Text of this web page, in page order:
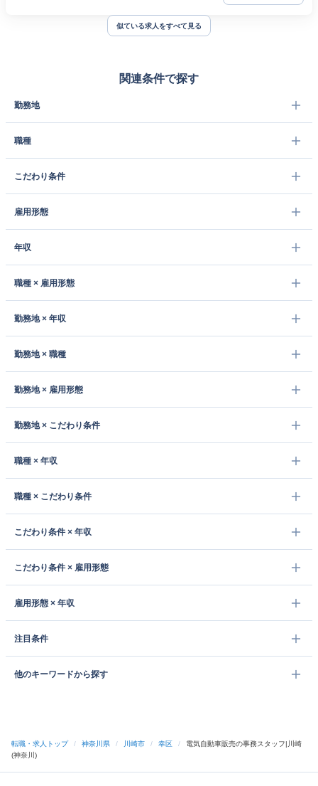
似ている求人をすべて見る
関連条件で探す
勤務地
職種
こだわり条件
雇用形態
年収
職種 × 雇用形態
勤務地 × 年収
勤務地 × 職種
勤務地 × 雇用形態
勤務地 × こだわり条件
職種 × 年収
職種 × こだわり条件
こだわり条件 × 年収
こだわり条件 × 雇用形態
雇用形態 × 年収
注目条件
他のキーワードから探す
転職・求人トップ / 神奈川県 / 川崎市 / 幸区 /
電気自動車販売の事務スタッフ|川崎
(神奈川)